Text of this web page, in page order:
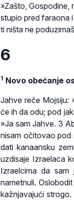
»Zašto, Gospodine,
stupio pred faraona
ti ništa ne
6
1 Novo obećanje
Jahve reče Mojsiju:
će ih da odu; pod
»Ja sam Jahve. 3
nisam očitovao pod
dati kanaansku
uzdisaje Izraelaca
Izraelcima da
nametnuli.
kažnjavajući